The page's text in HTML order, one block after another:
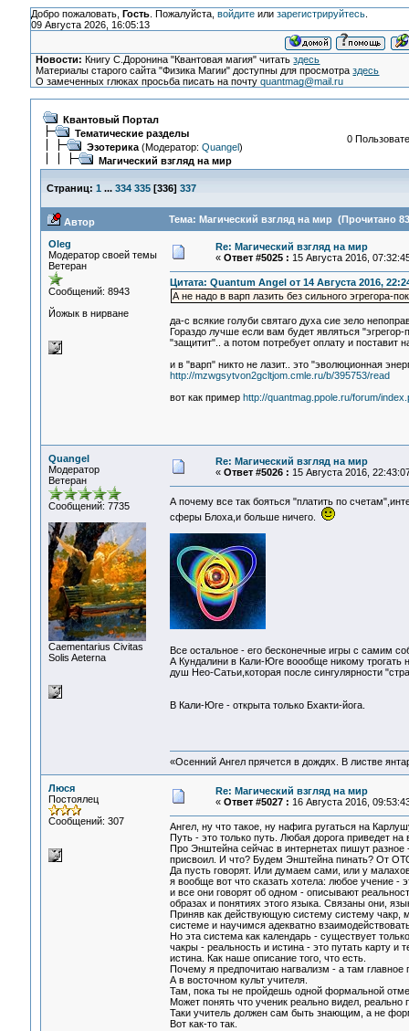
Добро пожаловать, Гость. Пожалуйста, войдитеили зарегистрируйтесь.
09 Августа 2026, 16:05:13
Новости: Книгу С.Доронина "Квантовая магия" читатьздесь
Материалы старого сайта "Физика Магии" доступны для просмотраздесь
О замеченных глюках просьба писать на почтуquantmag@mail.ru
Квантовый Портал
Тематические разделы
Эзотерика(Модератор: Quangel)
Магический взгляд на мир
0
Страниц: 1 ... 334 335[336] 337
Автор Тема: Магический взгляд на мир (Прочитано
Oleg
Модератор своей темы
Ветеран
Сообщений: 8943
Йожык в нирване
Re: Магический взгляд на мир
« Ответ #5025 : 15 Августа 2016,
Цитата: Quantum Angel от 14 Августа 2016,
А не надо в варп лазить без сильного эгрегора-
да-с всякие голуби святаго духа сие зело
Гораздо лучше если вам будет являться
"защитит".. а потом потребует оплату и поставит
и в "варп" никто не лазит.. это "эволюционная
http://mzwgsytvon2gcltjom.cmle.ru/b/395753/read
вот как пример http://quantmag.ppole.ru/forum/
Quangel
Модератор
Ветеран
Сообщений: 7735
Сaementarius Civitas
Solis Aeterna
Re: Магический взгляд на мир
« Ответ #5026 : 15 Августа 2016,
А почему все так бояться "платить по
сферы Блоха,и больше ничего.
Все остальное - его бесконечные игры с самим
А Кундалини в Кали-Юге воообще никому трогать
душ Нео-Сатьи,которая после сингулярности
В Кали-Юге - открыта только Бхакти-йога.
«Осенний Ангел прячется в дождях. В листве
Люся
Постоялец
Сообщений: 307
Re: Магический взгляд на мир
« Ответ #5027 : 16 Августа 2016,
Ангел, ну что такое, ну нафига ругаться на
Путь - это только путь. Любая дорога приведет на
Про Энштейна сейчас в интернетах пишут
присвоил. И что? Будем Энштейна пинать? От
Да пусть говорят. Или думаем сами, или у
я вообще вот что сказать хотела: любое учение
и все они говорят об одном - описывают
образах и понятиях этого языка. Связаны они,
Приняв как действующую систему систему
системе и научимся адекватно
Но эта система как календарь - существует
чакры - реальность и истина - это путать карту и
истина. Как наше описание того, что есть.
Почему я предпочитаю нагвализм - а там
А в восточном культ учителя.
Там, пока ты не пройдешь одной формальной
Может понять что ученик реально видел, реально
Таки учитель должен сам быть знающим, а не
Вот как-то так.